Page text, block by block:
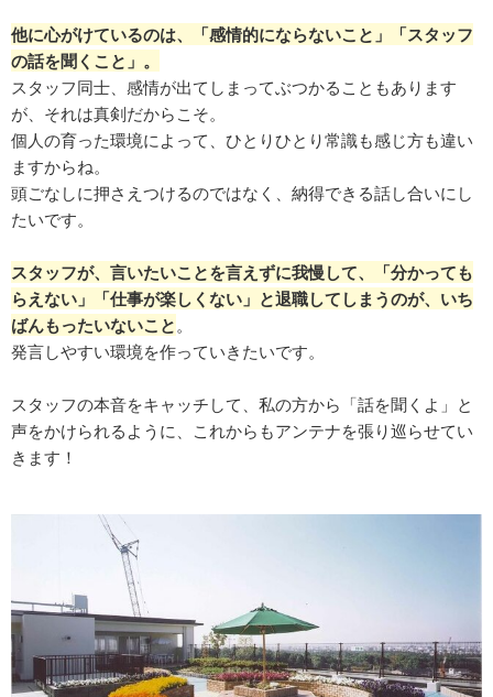
他に心がけているのは、「感情的にならないこと」「スタッフ
の話を聞くこと」。
スタッフ同士、感情が出てしまってぶつかることもあります
が、それは真剣だからこそ。
個人の育った環境によって、ひとりひとり常識も感じ方も違い
ますからね。
頭ごなしに押さえつけるのではなく、納得できる話し合いにし
たいです。
スタッフが、言いたいことを言えずに我慢して、「分かっても
らえない」「仕事が楽しくない」と退職してしまうのが、いち
ばんもったいないこと 。
発言しやすい環境を作っていきたいです。
スタッフの本音をキャッチして、私の方から「話を聞くよ」と
声をかけられるように、これからもアンテナを張り巡らせてい
きます！